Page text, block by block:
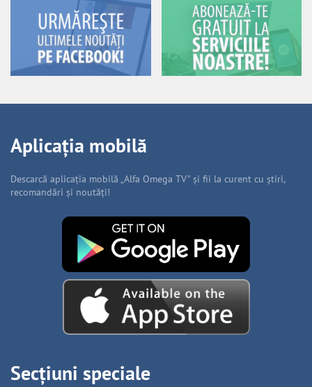
Aplicația mobilă
Descarcă aplicația mobilă „Alfa Omega TV” și fii la curent cu știri,
recomandări și noutăți!
Secțiuni speciale